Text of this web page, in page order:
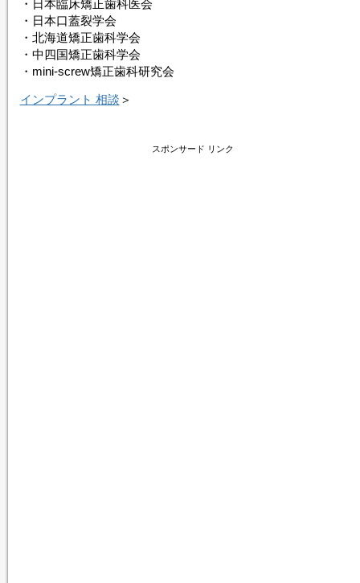
・日本臨床矯正歯科医会
・日本口蓋裂学会
・北海道矯正歯科学会
・中四国矯正歯科学会
・mini-screw矯正歯科研究会
インプラント 相談 ＞
スポンサード リンク